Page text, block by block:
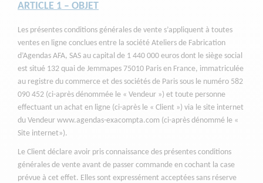
ARTICLE 1 – OBJET
Les présentes conditions générales de vente s’appliquent à toutes
ventes en ligne conclues entre la société Ateliers de Fabrication
d’Agendas AFA, SAS au capital de 1 440 000 euros dont le siège social
est situé 132 quai de Jemmapes 75010 Paris en France, immatriculée
au registre du commerce et des sociétés de Paris sous le numéro 582
090 452 (ci-après dénommée le « Vendeur ») et toute personne
effectuant un achat en ligne (ci-après le « Client ») via le site internet
du Vendeur www.agendas-exacompta.com (ci-après dénommé le «
Site internet»).
Le Client déclare avoir pris connaissance des présentes conditions
générales de vente avant de passer commande en cochant la case
prévue à cet effet. Elles sont expressément acceptées sans réserve